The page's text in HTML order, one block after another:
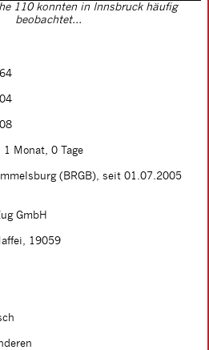
110 konnten in Innsbruck häufig
beobachtet...
1 Monat, 0 Tage
(BRGB), seit 01.07.2005
GmbH
19059